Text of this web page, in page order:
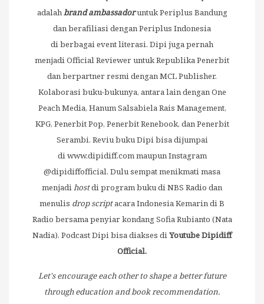
adalahbrand ambassadoruntuk Periplus Bandung
dan berafiliasi dengan Periplus Indonesia
di berbagai event literasi. Dipi juga pernah
menjadi Official Reviewer untuk Republika Penerbit
dan berpartner resmi dengan MCL Publisher.
Kolaborasi buku-bukunya, antara lain dengan One
Peach Media, Hanum Salsabiela Rais Management,
KPG, Penerbit Pop, Penerbit Renebook, dan Penerbit
Serambi. Reviu buku Dipi bisa dijumpai
diwww.dipidiff.commaupun Instagram
@dipidiffofficial. Dulu sempat menikmati masa
menjadihostdi program buku di NBS Radio dan
menulis drop scriptacara Indonesia Kemarin di B
Radio bersama penyiar kondang Sofia Rubianto (Nata
Nadia). Podcast Dipi bisa diakses diYoutube Dipidiff
Official.
Let's encourage each other to shape a better future
through education and book recommendation.